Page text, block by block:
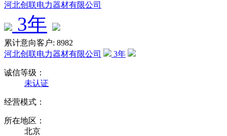
河北创联电力器材有限公司
3年
累计意向客户: 8982
河北创联电力器材有限公司
3年
诚信等级：
未认证
经营模式：
所在地区：
北京